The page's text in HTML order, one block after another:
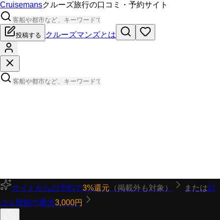
Cruisemansクルーズ旅行の口コミ・予約サイト
投稿する クルーズマンズとは
サイトからの予約で3%還元 （掲載外も対象） または口
コミ投稿で最大3,000円